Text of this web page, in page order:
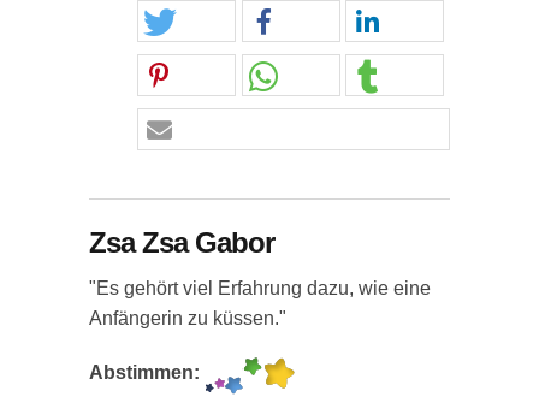
Zsa Zsa Gabor
"Es gehört viel Erfahrung dazu, wie eine
Anfängerin zu küssen."
Abstimmen: